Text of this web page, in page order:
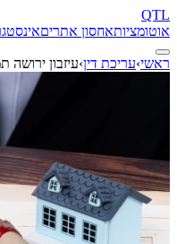
QTL
אוטומציותאחסון אתרים
ראשי›עריכת דין›עיזבון ירושה